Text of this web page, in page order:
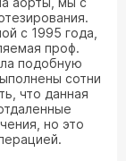
с 1995 года,
проф.
подобную
сотни
что данная
но это